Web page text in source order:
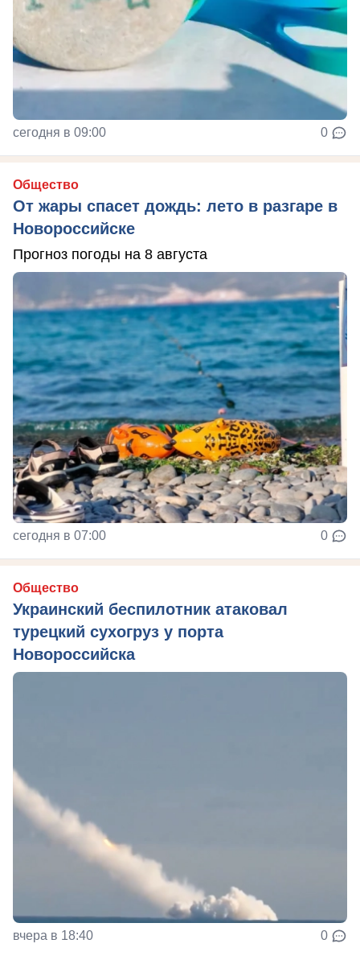
сегодня в 09:00 0
Общество
От жары спасет дождь: лето в разгаре в
Новороссийске
Прогноз погоды на 8 августа
сегодня в 07:00 0
Общество
Украинский беспилотник атаковал
турецкий сухогруз у порта
Новороссийска
вчера в 18:40 0